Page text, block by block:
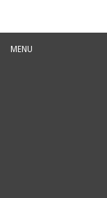
MENU